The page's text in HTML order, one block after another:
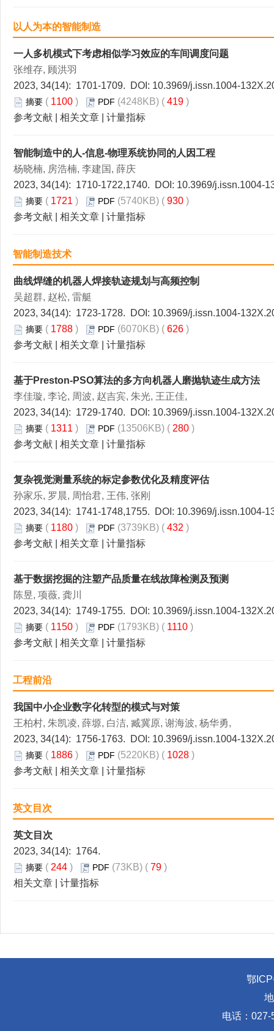
以人为本的智能制造
一人多机模式下考虑相似学习效应的车间调度问题
张维存, 顾洪羽
2023, 34(14): 1701-1709. DOI: 10.3969/j.issn.1004-
摘要 ( 1100 ) PDF (4248KB) ( 419 )
参考文献
相关文章 计量指标
智能制造中的人-信息-物理系统协同的人因工程
杨晓楠, 房浩楠, 李建国, 薛庆
2023, 34(14): 1710-1722,1740. DOI: 10.3969/j.issn.1004-
摘要 ( 1721 ) PDF (5740KB) ( 930 )
参考文献
相关文章 计量指标
智能制造技术
曲线焊缝的机器人焊接轨迹规划与高频控制
吴超群, 赵松, 雷艇
2023, 34(14): 1723-1728. DOI: 10.3969/j.issn.1004-
摘要 ( 1788 ) PDF (6070KB) ( 626 )
参考文献
相关文章 计量指标
基于Preston-PSO算法的多方向机器人磨抛轨迹生成方法
李佳璇, 李论, 周波, 赵吉宾, 朱光, 王正佳,
2023, 34(14): 1729-1740. DOI: 10.3969/j.issn.1004-
摘要 ( 1311 ) PDF (13506KB) ( 280 )
参考文献
相关文章 计量指标
复杂视觉测量系统的标定参数优化及精度评估
孙家乐, 罗晨, 周怡君, 王伟, 张刚
2023, 34(14): 1741-1748,1755. DOI: 10.3969/j.issn.1004-
摘要 ( 1180 ) PDF (3739KB) ( 432 )
参考文献
相关文章 计量指标
基于数据挖掘的注塑产品质量在线故障检测及预测
陈昱, 项薇, 龚川
2023, 34(14): 1749-1755. DOI: 10.3969/j.issn.1004-
摘要 ( 1150 ) PDF (1793KB) ( 1110 )
参考文献
相关文章 计量指标
工程前沿
我国中小企业数字化转型的模式与对策
王柏村, 朱凯凌, 薛塬, 白洁, 臧冀原, 谢海波, 杨华勇,
2023, 34(14): 1756-1763. DOI: 10.3969/j.issn.1004-
摘要 ( 1886 ) PDF (5220KB) ( 1028 )
参考文献
相关文章 计量指标
英文目次
英文目次
2023, 34(14): 1764.
摘要 ( 244 ) PDF (73KB) ( 79 )
相关文章
计量指标
鄂
电话：